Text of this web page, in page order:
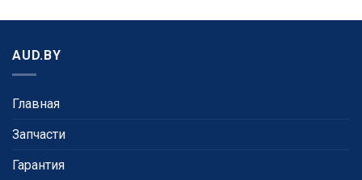
AUD.BY
Главная
Запчасти
Гарантия